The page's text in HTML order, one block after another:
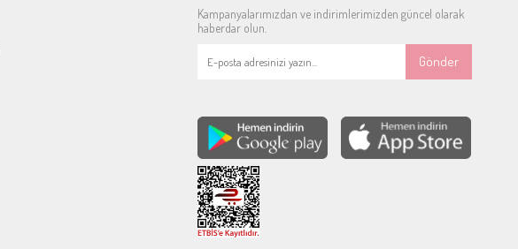
Kampanyalarımızdan ve indirimlerimizden güncel olarak
haberdar olun.
Gönder